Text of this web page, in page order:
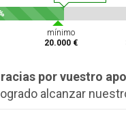
mínimo
20.000 €
por vuestro
alcanzar